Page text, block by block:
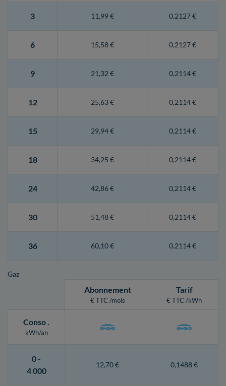
3 11,99 € 0,2127 €
6 15,58 € 0,2127 €
9 21,32 € 0,2114 €
12 25,63 € 0,2114 €
15 29,94 € 0,2114 €
18 34,25 € 0,2114 €
24 42,86 € 0,2114 €
30 51,48 € 0,2114 €
36 60,10 € 0,2114 €
Gaz
Abonnement
€ TTC /mois
Tarif
€ TTC /kWh
Conso.
kWh/an
0 -
4 000
12,70 € 0,1488 €